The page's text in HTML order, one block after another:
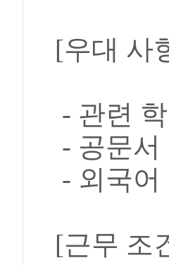
[우대 사
- 관련
- 공문서
- 외국어
[근무 조